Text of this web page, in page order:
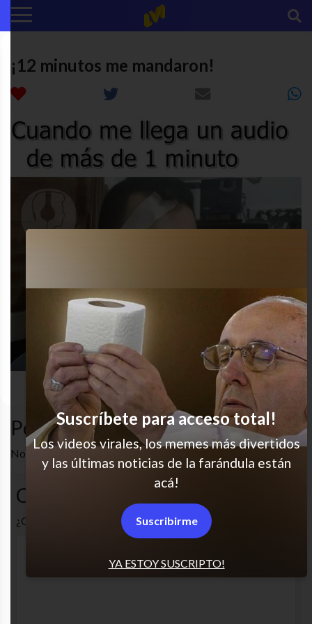
¡12 minutos me mandaron!
amigos cansado odio whatsapp
Popular en LVI
No hay artículos relacionados.
Comentarios
¿Cuál es tu opinión? Comenta!
YA ESTOY SUSCRIPTO!
Suscríbete para acceso total!
Los videos virales, los memes más divertidos
y las últimas noticias de la farándula están
acá!
Suscribirme